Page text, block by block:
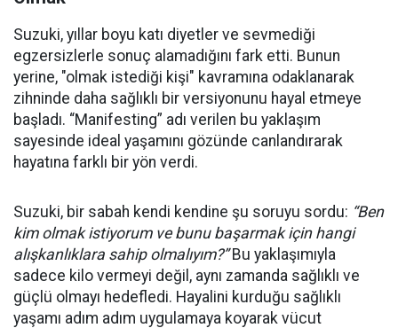
Suzuki, yıllar boyu katı diyetler ve sevmediği
egzersizlerle sonuç alamadığını fark etti. Bunun
yerine, "olmak istediği kişi" kavramına odaklanarak
zihninde daha sağlıklı bir versiyonunu hayal etmeye
başladı. “Manifesting” adı verilen bu yaklaşım
sayesinde ideal yaşamını gözünde canlandırarak
hayatına farklı bir yön verdi.
Suzuki, bir sabah kendi kendine şu soruyu sordu: “Ben
kim olmak istiyorum ve bunu başarmak için hangi
alışkanlıklara sahip olmalıyım?”Bu yaklaşımıyla
sadece kilo vermeyi değil, aynı zamanda sağlıklı ve
güçlü olmayı hedefledi. Hayalini kurduğu sağlıklı
yaşamı adım adım uygulamaya koyarak vücut